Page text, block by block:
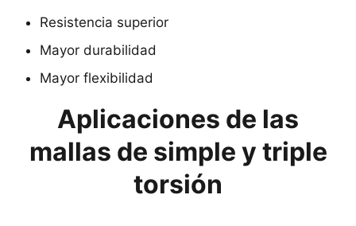
Resistencia superior
Mayor durabilidad
Mayor flexibilidad
Aplicaciones de las
mallas de simple y triple
torsión